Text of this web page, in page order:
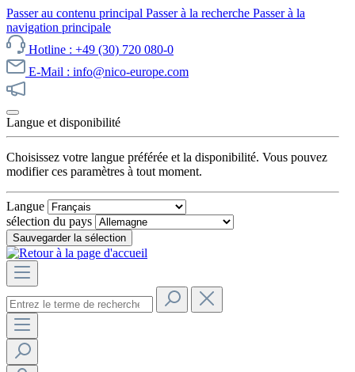
Passer au contenu principal Passer à la recherche Passer à la
navigation principale
Hotline : +49 (30) 720 080-0
E-Mail : info@nico-europe.com
Langue et disponibilité
Choisissez votre langue préférée et la disponibilité. Vous pouvez
modifier ces paramètres à tout moment.
Langue
sélection du pays
Sauvegarder la sélection